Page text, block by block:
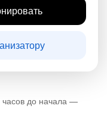
до начала —